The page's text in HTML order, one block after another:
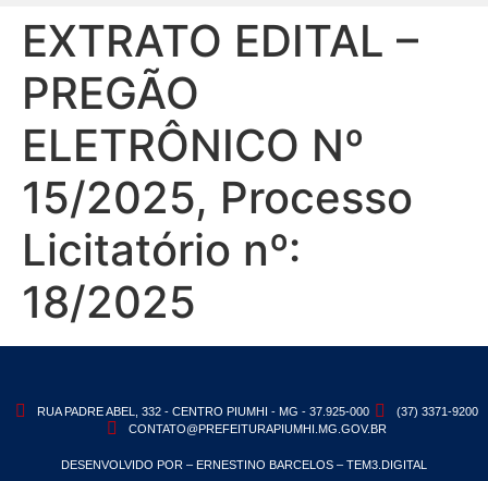
EXTRATO EDITAL –
PREGÃO
ELETRÔNICO Nº
15/2025, Processo
Licitatório nº:
18/2025
RUA PADRE ABEL, 332 - CENTRO PIUMHI - MG - 37.925-000
(37) 3371-9200
CONTATO@PREFEITURAPIUMHI.MG.GOV.BR
DESENVOLVIDO POR – ERNESTINO BARCELOS – TEM3.DIGITAL